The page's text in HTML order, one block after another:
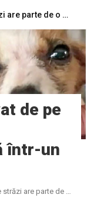
Căţelul muribund salvat de pe străzi are parte de o recuperare incredibilă într-un adăpost de cimpanzei
de pe
într-un
străzi are parte de o